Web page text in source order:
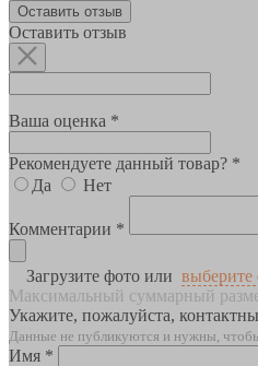
Оставить отзыв
Оставить отзыв
Ваша оценка *
Рекомендуете данный товар? *
Да
Нет
Комментарии *
Загрузите фото или выберите
Максимальный суммарный
Укажите, пожалуйста,
Данные не публикуются и нужны,
Имя *